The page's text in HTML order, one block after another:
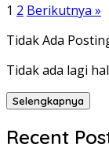
1 2 Berikutnya »
Tidak Ada
Tidak ada lagi
Selengkapnya
Recent